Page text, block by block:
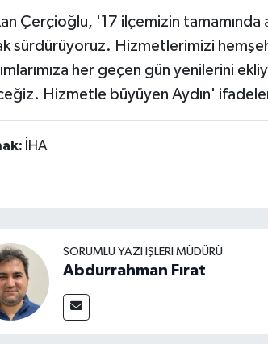
Çerçioğlu, '17 ilçemizin tamamında
sürdürüyoruz. Hizmetlerimizi
her geçen gün yenilerini
Hizmetle büyüyen Aydın'
İHA
SORUMLU YAZI İŞLERI MÜDÜRÜ
Abdurrahman Fırat